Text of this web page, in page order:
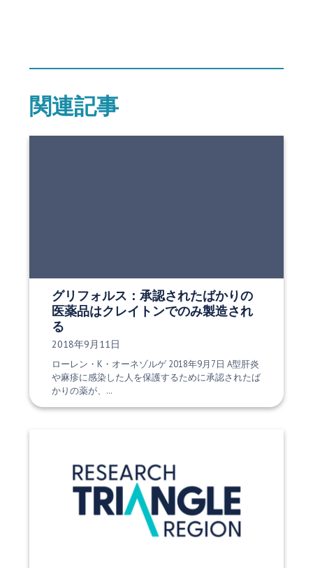
関連記事
グリフォルス：承認されたばかりの
医薬品はクレイトンでのみ製造され
る
発行日:
2018年9月11日
ローレン・K・オーネゾルゲ 2018年9月7日 A型肝炎
や麻疹に感染した人を保護するために承認されたば
かりの薬が、…